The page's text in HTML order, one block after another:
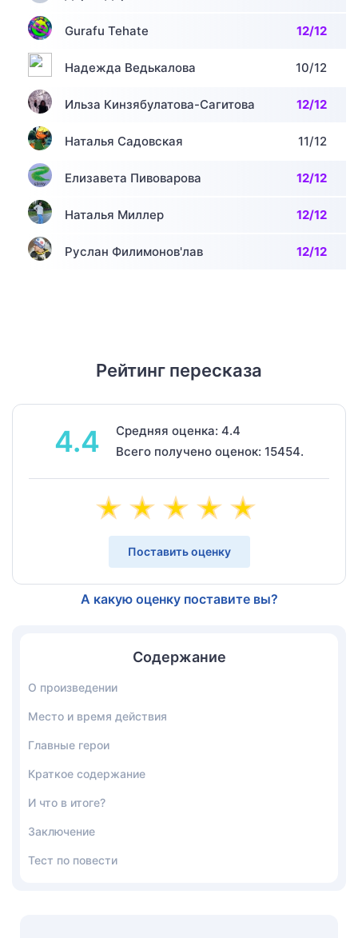
Gurafu Tehate 12/12
Надежда Ведькалова 10/12
Ильза Кинзябулатова-Сагитова 12/12
Наталья Садовская 11/12
Елизавета Пивоварова 12/12
Наталья Миллер 12/12
Руслан Филимонов'лав 12/12
Рейтинг пересказа
4.4
Средняя оценка: 4.4
Всего получено оценок: 15454.
Поставить оценку
А какую оценку поставите вы?
Содержание
О произведении
Место и время действия
Главные герои
Краткое содержание
И что в итоге?
Заключение
Тест по повести